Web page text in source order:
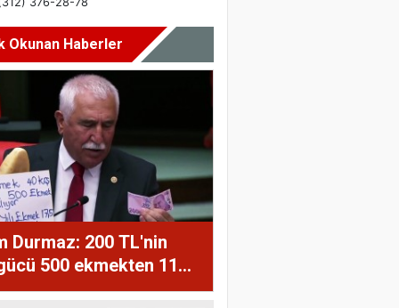
Okunan Haberler
Durmaz: 200 TL'nin
500 ekmekten 11
düştü